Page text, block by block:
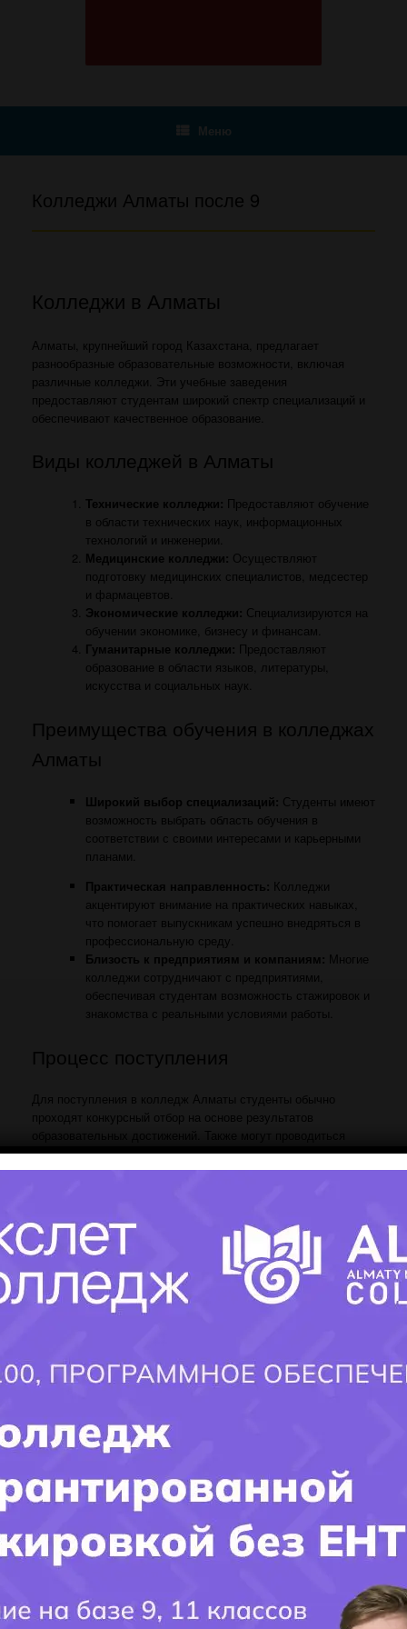
Меню
Колледжи Алматы после 9
Колледжи в Алматы
Алматы, крупнейший город Казахстана, предлагает
разнообразные образовательные возможности, включая
различные колледжи. Эти учебные заведения
предоставляют студентам широкий спектр специализаций и
обеспечивают качественное образование.
Виды колледжей в Алматы
Технические колледжи: Предоставляют обучение
в области технических наук, информационных
технологий и инженерии.
Медицинские колледжи: Осуществляют
подготовку медицинских специалистов, медсестер
и фармацевтов.
Экономические колледжи: Специализируются на
обучении экономике, бизнесу и финансам.
Гуманитарные колледжи: Предоставляют
образование в области языков, литературы,
искусства и социальных наук.
Преимущества обучения в колледжах
Алматы
Широкий выбор специализаций: Студенты имеют
возможность выбрать область обучения в
соответствии с своими интересами и карьерными
планами.
Практическая направленность: Колледжи
акцентируют внимание на практических навыках,
что помогает выпускникам успешно внедряться в
профессиональную среду.
Близость к предприятиям и компаниям: Многие
колледжи сотрудничают с предприятиями,
обеспечивая студентам возможность стажировок и
знакомства с реальными условиями работы.
Процесс поступления
Для поступления в колледж Алматы студенты обычно
проходят конкурсный отбор на основе результатов
вступительные экзамены.
личностного развития
а также является важным этапом на
пути к успешной карьере
Заполните форму и получите ответ
Имя поступающего(-ей):
Фамилия Поступающего(-ей):